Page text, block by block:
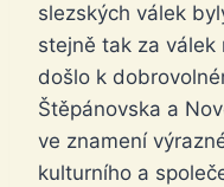
slezských válek
stejně tak za válek
došlo k
Štěpánovska a
ve znamení
kulturního a